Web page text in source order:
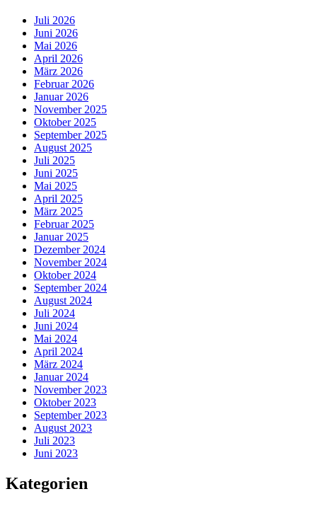
Juli 2026
Juni 2026
Mai 2026
April 2026
März 2026
Februar 2026
Januar 2026
November 2025
Oktober 2025
September 2025
August 2025
Juli 2025
Juni 2025
Mai 2025
April 2025
März 2025
Februar 2025
Januar 2025
Dezember 2024
November 2024
Oktober 2024
September 2024
August 2024
Juli 2024
Juni 2024
Mai 2024
April 2024
März 2024
Januar 2024
November 2023
Oktober 2023
September 2023
August 2023
Juli 2023
Juni 2023
Kategorien